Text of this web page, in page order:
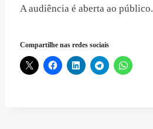
A audiência é aberta ao público.
Compartilhe nas redes sociais